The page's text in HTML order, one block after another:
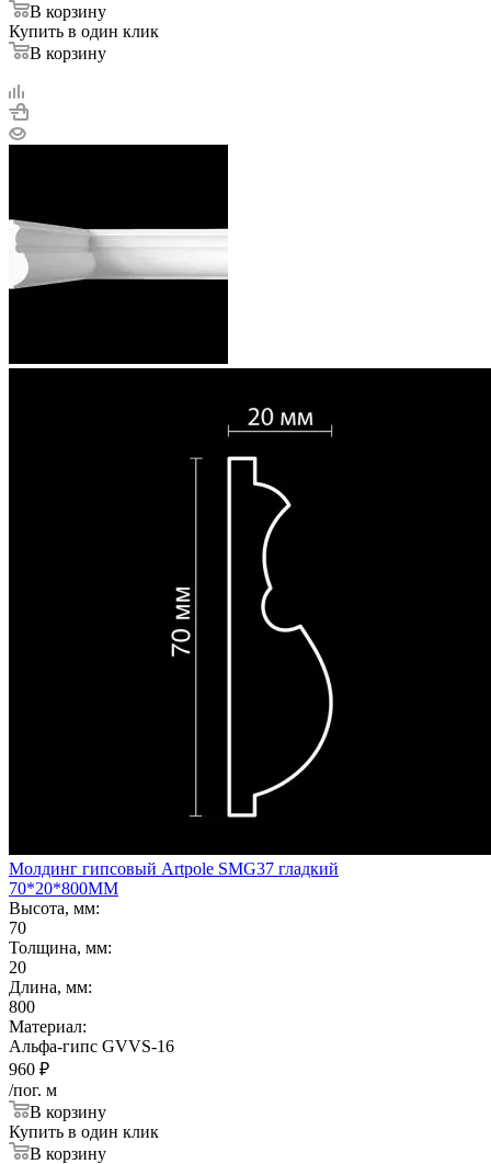
В корзину
Купить в один клик
В корзину
Молдинг гипсовый Artpole SMG37 гладкий
70*20*800ММ
Высота, мм:
70
Толщина, мм:
20
Длина, мм:
800
Материал:
Альфа-гипс GVVS-16
960 ₽
/пог. м
В корзину
Купить в один клик
В корзину